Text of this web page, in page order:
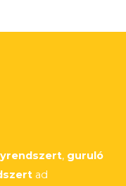
, guruló
ad